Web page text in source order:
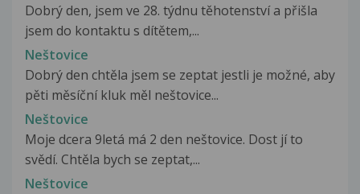
Dobrý den, jsem ve 28. týdnu těhotenství a přišla
jsem do kontaktu s dítětem,...
Neštovice
Dobrý den chtěla jsem se zeptat jestli je možné, aby
pěti měsíční kluk měl neštovice...
Neštovice
Moje dcera 9letá má 2 den neštovice. Dost jí to
svědí. Chtěla bych se zeptat,...
Neštovice